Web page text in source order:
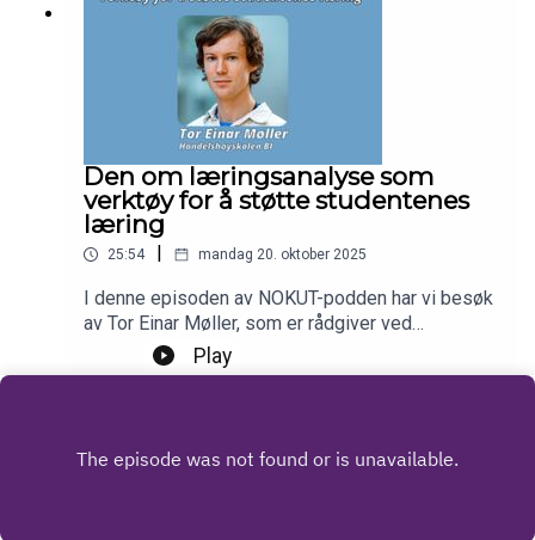
Den om læringsanalyse som
verktøy for å støtte studentenes
læring
25:54 mandag 20. oktober 2025
I denne episoden av NOKUT-podden har vi besøk
av Tor Einar Møller, som er rådgiver ved
Læringssenteret på Handelshøyskolen BI. Han
forteller om hvordan høyskolen benytter data om
Play